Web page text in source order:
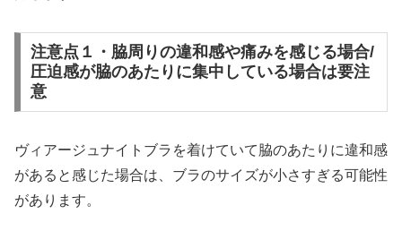
注意点１・脇周りの違和感や痛みを感じる場合/
圧迫感が脇のあたりに集中している場合は要注
意
ヴィアージュナイトブラを着けていて脇のあたりに違和感
があると感じた場合は、ブラのサイズが小さすぎる可能性
があります。